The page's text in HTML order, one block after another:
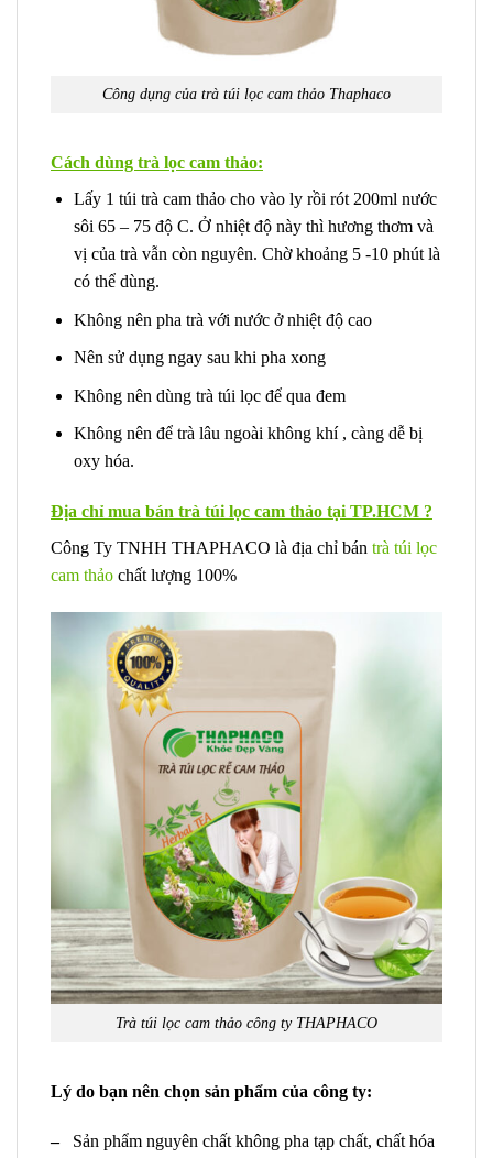
Công dụng của trà túi lọc cam thảo Thaphaco
Cách dùng trà lọc cam thảo:
Lấy 1 túi trà cam thảo cho vào ly rồi rót 200ml nước
sôi 65 – 75 độ C. Ở nhiệt độ này thì hương thơm và
vị của trà vẫn còn nguyên. Chờ khoảng 5 -10 phút là
có thể dùng.
Không nên pha trà với nước ở nhiệt độ cao
Nên sử dụng ngay sau khi pha xong
Không nên dùng trà túi lọc để qua đem
Không nên để trà lâu ngoài không khí , càng dễ bị
oxy hóa.
Địa chỉ mua bán trà túi lọc cam thảo tại TP.HCM ?
Công Ty TNHH THAPHACO là địa chỉ bán trà túi lọc
cam thảo chất lượng 100%
Trà túi lọc cam thảo công ty THAPHACO
Lý do bạn nên chọn sản phẩm của công ty:
– Sản phẩm nguyên chất không pha tạp chất, chất hóa